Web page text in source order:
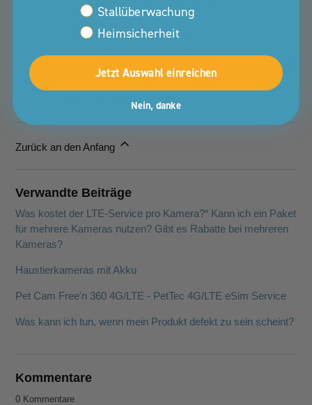
War dieser Beitrag hilfreich?
Ja
0 von 0 fanden dies hilfreich
Haben Sie Fragen?Anfrage einreichen
Zurück an den Anfang
Verwandte Beiträge
Was kostet der LTE-Service pro Kamera?“ Kann ich ein Paket
für mehrere Kameras nutzen? Gibt es Rabatte bei mehreren
Kameras?
Haustierkameras mit Akku
Pet Cam Free'n 360 4G/LTE - PetTec 4G/LTE eSim Service
Was kann ich tun, wenn mein Produkt defekt zu sein scheint?
Kommentare
0 Kommentare
Stallüberwachung
Heimsicherheit
Jetzt Auswahl einreichen
Nein, danke